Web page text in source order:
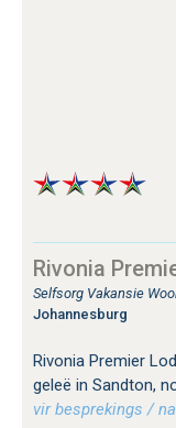
Rivonia
Selfsorg Vakansie
Johannesburg
Rivonia Premier
geleë in Sandton,
vir besprekings /